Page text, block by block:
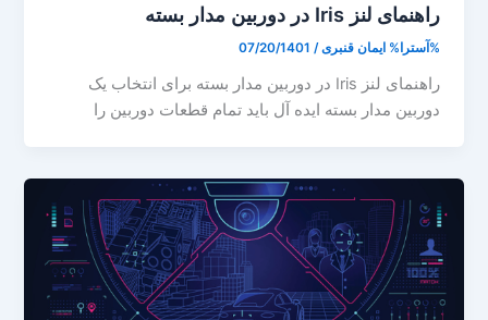
راهنمای لنز Iris در دوربین مدار بسته
%آسترا% ایمان قنبری/
07/20/1401
راهنمای لنز Iris در دوربین مدار بسته برای انتخاب یک
دوربین مدار بسته ایده آل باید تمام قطعات دوربین را